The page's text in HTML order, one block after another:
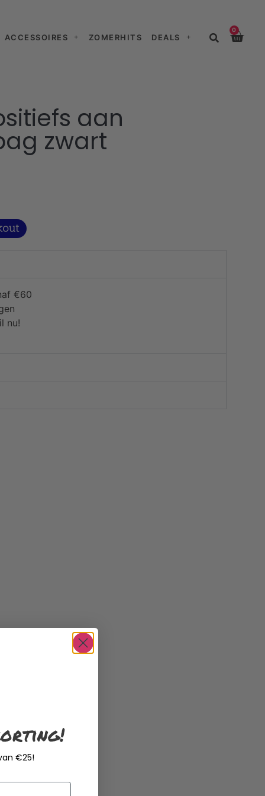
ACCESSOIRES ZOMERHITS DEALS
0
aan
zwart
€60
nu!
€25!